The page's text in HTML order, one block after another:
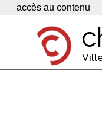
Panneau de gestion des
accès au contenu